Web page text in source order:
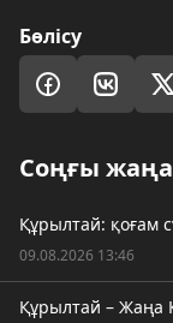
Бөлісу
Соңғы
Құрылтай: қоғам
09.08.2026 13:46
Құрылтай – Жаңа